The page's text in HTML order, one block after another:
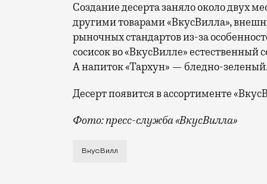
Создание десерта заняло около двух
другими товарами «ВкусВилла»,
рыночных стандартов из-за
сосисок во «ВкусВилле» естественный
А напиток «Тархун» — бледно-зеленый.
Десерт появится в ассортименте
Фото: пресс-служба «ВкусВилла»
В стиле «Сан-Себастьяна», только в
ВкусВилл